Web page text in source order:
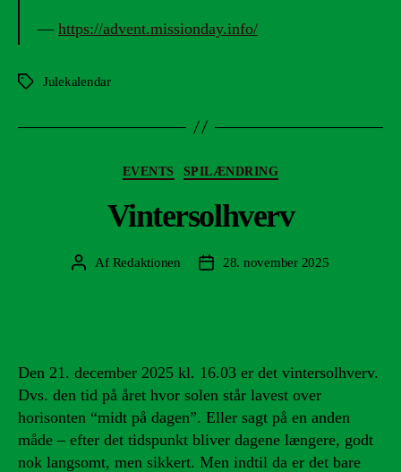
— https://advent.missionday.info/
Tags Julekalendar
Kategorier
EVENTS SPILÆNDRING
Vintersolhverv
Indlægsforfatter
Af Redaktionen Indlægsdato
28. november 2025
Den 21. december 2025 kl. 16.03 er det vintersolhverv.
Dvs. den tid på året hvor solen står lavest over
horisonten “midt på dagen”. Eller sagt på en anden
måde – efter det tidspunkt bliver dagene længere, godt
nok langsomt, men sikkert. Men indtil da er det bare